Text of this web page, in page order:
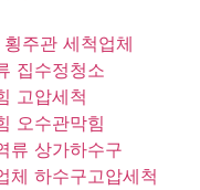
주관 세척업체
집수정청소
고압세척
오수관막힘
류 상가하수구
체 하수구고압세척